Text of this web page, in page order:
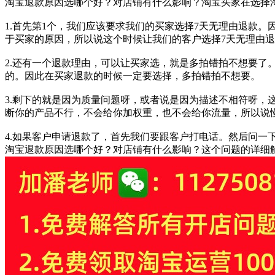
淘宝退款原因选哪个好？对店铺有什么影响？淘宝买家在选
1.首先第1个，我们应该要求我们的买家选择7天无理由退款
于买家的原因，所以说这个时候让我们的客户选择7天无理由
2.还有一个退款理由，可以让买家选，就是多拍错拍不想要
的。因此在买家退款的时候一定要选择，多拍错拍不想要。
3.剩下的就是因为质量问题呀，或者说是因为描述不相符呀
断你的产品不行，不会给你加权重，也不会给你流量，所以
4.如果客户申请退款了，首先我们要跟客户打电话。然后问
淘宝退款原因选哪个好？对店铺有什么影响？这个问题的详细